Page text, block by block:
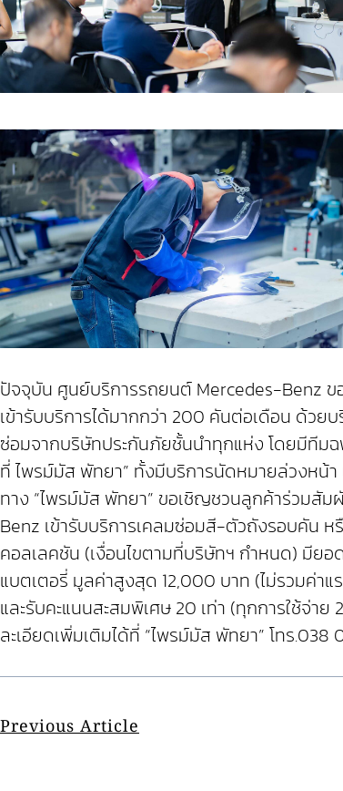
ปัจจุบัน ศูนย์บริการรถยนต์ Mercedes-Benz
เข้ารับบริการได้มากกว่า 200 คันต่อเดือน ด้ว
ซ่อมจากบริษัทประกันภัยชั้นนำทุกแห่ง โดยมีทีม
ที่ ไพรม์มัส พัทยา” ทั้งมีบริการนัดหมายล่วงหน้
ทาง “ไพรม์มัส พัทยา” ขอเชิญชวนลูกค้าร่วมสั
Benz เข้ารับบริการเคลมซ่อมสี-ตัวถังรอบคัน ห
คอลเลคชัน (เงื่อนไขตามที่บริษัทฯ กำหนด) มีย
แบตเตอรี่ มูลค่าสูงสุด 12,000 บาท (ไม่รวมค่าแ
และรับคะแนนสะสมพิเศษ 20 เท่า (ทุกการใช้จ่า
ละเอียดเพิ่มเติมได้ที่ “ไพรม์มัส พัทยา” โทร.038
Previous Article